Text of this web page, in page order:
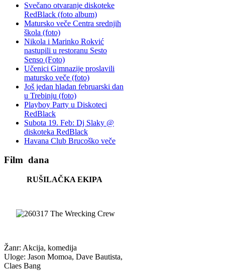
Svečano otvaranje diskoteke
RedBlack (foto album)
Matursko veče Centra srednjih
škola (foto)
Nikola i Marinko Rokvić
nastupili u restoranu Sesto
Senso (Foto)
Učenici Gimnazije proslavili
matursko veče (foto)
Još jedan hladan februarski dan
u Trebinju (foto)
Playboy Party u Diskoteci
RedBlack
Subota 19. Feb: Dj Slaky @
diskoteka RedBlack
Havana Club Brucoško veče
Film dana
RUŠILAČKA EKIPA
Žanr: Akcija, komedija
Uloge: Jason Momoa, Dave Bautista,
Claes Bang